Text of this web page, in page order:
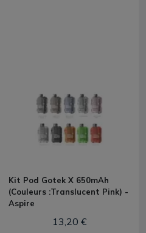
Kit Pod Gotek X 650mAh
(Couleurs :Translucent Pink) -
Aspire
13,20 €